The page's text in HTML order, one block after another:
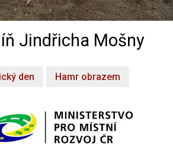
Jindřicha Mošny
den Hamr obrazem